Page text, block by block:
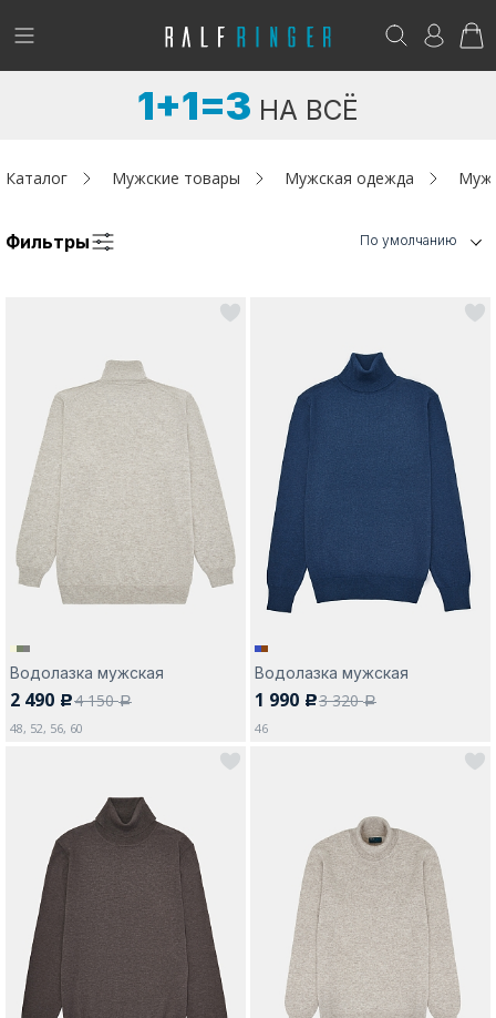
!
Женщинам
Аутлет
Акции / Новости
Адреса магазинов
Да, все верно Изменить город
Покупателям
Возникли вопросы? - club@ralf.ru
1+1=3 НА ВСЁ
Каталог Мужские товары Мужская одежда
Фильтры По умолчанию
Водолазка мужская
2 490 c4 150a
48, 52, 56, 60
Водолазка мужская
1 990 c3 320a
46